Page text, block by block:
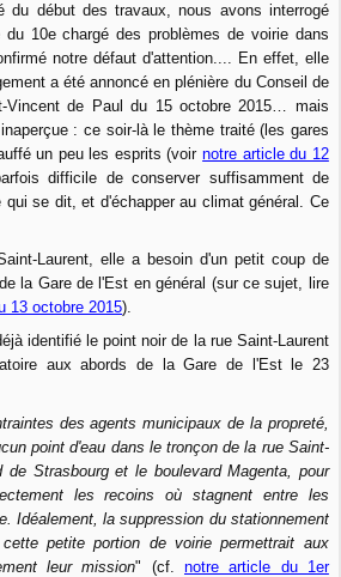
du début des travaux, nous avons interrogé
10e chargé des problèmes de voirie dans
notre défaut d'attention.... En effet, elle
a été annoncé en plénière du Conseil de
Vincent de Paul du 15 octobre 2015… mais
: ce soir-là le thème traité (les gares
un peu les esprits (voirnotre article du 12
difficile de conserver suffisamment de
se dit, et d'échapper au climat général. Ce
Laurent, elle a besoin d'un petit coup de
la Gare de l'Est en général (sur ce sujet, lire
13 octobre 2015).
identifié le point noir de la rue Saint-Laurent
aux abords de la Gare de l'Est le 23
des agents municipaux de la propreté,
point d'eau dans le tronçon de la rue Saint-
de Strasbourg et le boulevard Magenta, pour
les recoins où stagnent entre les
Idéalement, la suppression du stationnement
petite portion de voirie permettrait aux
leur mission" (cf. notre article du 1er